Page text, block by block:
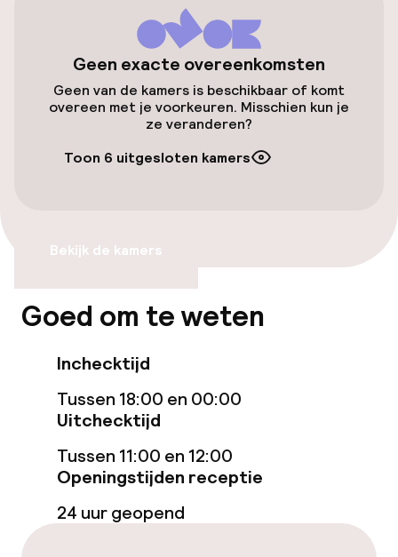
Toegankelijkheid
Lift
geoptimaliseerde kamers beschikbaar
Voor toegankelijkheid
Zwemmen & wellness
Stoombad
Fitnessruimte / gym
Entertainment
Gratis wifi
Geen exacte overeenkomsten
Geen van de kamers is beschikbaar of komt
overeen met je voorkeuren. Misschien kun je
ze veranderen?
Toon 6 uitgesloten kamers
Bekijk de kamers
Goed om te weten
Inchecktijd
Tussen 18:00 en 00:00
Uitchecktijd
Tussen 11:00 en 12:00
Openingstijden receptie
24 uur geopend